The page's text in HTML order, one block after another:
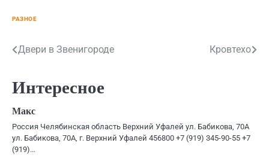
РАЗНОЕ
Навигация
записям
Двери в Звенигороде Кровтехо
Интересное
Макс
Россия Челябинская область Верхний Уфалей ул. Бабикова, 70А
ул. Бабикова, 70А, г. Верхний Уфалей 456800 +7 (919) 345-90-55 +7
(919)…